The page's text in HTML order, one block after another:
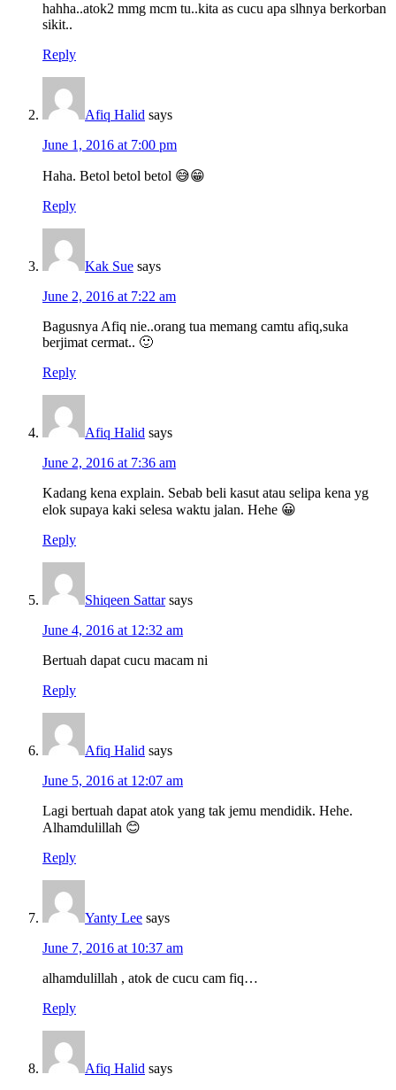
hahha..atok2 mmg mcm tu..kita as cucu apa slhnya berkorban
sikit..
Reply
Afiq Halid says
June 1, 2016 at 7:00 pm
Haha. Betol betol betol 😅😁
Reply
Kak Sue says
June 2, 2016 at 7:22 am
Bagusnya Afiq nie..orang tua memang camtu afiq,suka
berjimat cermat.. 🙂
Reply
Afiq Halid says
June 2, 2016 at 7:36 am
Kadang kena explain. Sebab beli kasut atau selipa kena yg
elok supaya kaki selesa waktu jalan. Hehe 😀
Reply
Shiqeen Sattar says
June 4, 2016 at 12:32 am
Bertuah dapat cucu macam ni
Reply
Afiq Halid says
June 5, 2016 at 12:07 am
Lagi bertuah dapat atok yang tak jemu mendidik. Hehe.
Alhamdulillah 😊
Reply
Yanty Lee says
June 7, 2016 at 10:37 am
alhamdulillah , atok de cucu cam fiq…
Reply
Afiq Halid says